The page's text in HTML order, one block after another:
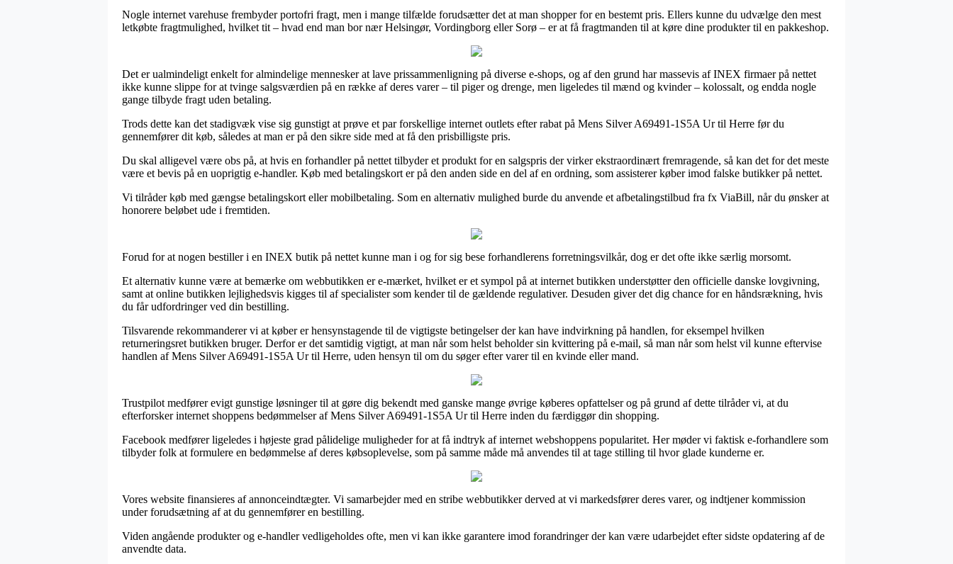
Nogle internet varehuse frembyder portofri fragt, men i mange tilfælde forudsætter det at man shopper for en bestemt pris. Ellers kunne du udvælge den mest
letkøbte fragtmulighed, hvilket tit – hvad end man bor nær Helsingør, Vordingborg eller Sorø – er at få fragtmanden til at køre dine produkter til en pakkeshop.
Det er ualmindeligt enkelt for almindelige mennesker at lave prissammenligning på diverse e-shops, og af den grund har massevis af INEX firmaer på nettet
ikke kunne slippe for at tvinge salgsværdien på en række af deres varer – til piger og drenge, men ligeledes til mænd og kvinder – kolossalt, og endda nogle
gange tilbyde fragt uden betaling.
Trods dette kan det stadigvæk vise sig gunstigt at prøve et par forskellige internet outlets efter rabat på Mens Silver A69491-1S5A Ur til Herre før du
gennemfører dit køb, således at man er på den sikre side med at få den prisbilligste pris.
Du skal alligevel være obs på, at hvis en forhandler på nettet tilbyder et produkt for en salgspris der virker ekstraordinært fremragende, så kan det for det meste
være et bevis på en uoprigtig e-handler. Køb med betalingskort er på den anden side en del af en ordning, som assisterer køber imod falske butikker på nettet.
Vi tilråder køb med gængse betalingskort eller mobilbetaling. Som en alternativ mulighed burde du anvende et afbetalingstilbud fra fx ViaBill, når du ønsker at
honorere beløbet ude i fremtiden.
Forud for at nogen bestiller i en INEX butik på nettet kunne man i og for sig bese forhandlerens forretningsvilkår, dog er det ofte ikke særlig morsomt.
Et alternativ kunne være at bemærke om webbutikken er e-mærket, hvilket er et sympol på at internet butikken understøtter den officielle danske lovgivning,
samt at online butikken lejlighedsvis kigges til af specialister som kender til de gældende regulativer. Desuden giver det dig chance for en håndsrækning, hvis
du får udfordringer ved din bestilling.
Tilsvarende rekommanderer vi at køber er hensynstagende til de vigtigste betingelser der kan have indvirkning på handlen, for eksempel hvilken
returneringsret butikken bruger. Derfor er det samtidig vigtigt, at man når som helst beholder sin kvittering på e-mail, så man når som helst vil kunne eftervise
handlen af Mens Silver A69491-1S5A Ur til Herre, uden hensyn til om du søger efter varer til en kvinde eller mand.
Trustpilot medfører evigt gunstige løsninger til at gøre dig bekendt med ganske mange øvrige køberes opfattelser og på grund af dette tilråder vi, at du
efterforsker internet shoppens bedømmelser af Mens Silver A69491-1S5A Ur til Herre inden du færdiggør din shopping.
Facebook medfører ligeledes i højeste grad pålidelige muligheder for at få indtryk af internet webshoppens popularitet. Her møder vi faktisk e-forhandlere som
tilbyder folk at formulere en bedømmelse af deres købsoplevelse, som på samme måde må anvendes til at tage stilling til hvor glade kunderne er.
Vores website finansieres af annonceindtægter. Vi samarbejder med en stribe webbutikker derved at vi markedsfører deres varer, og indtjener kommission
under forudsætning af at du gennemfører en bestilling.
Viden angående produkter og e-handler vedligeholdes ofte, men vi kan ikke garantere imod forandringer der kan være udarbejdet efter sidste opdatering af de
anvendte data.